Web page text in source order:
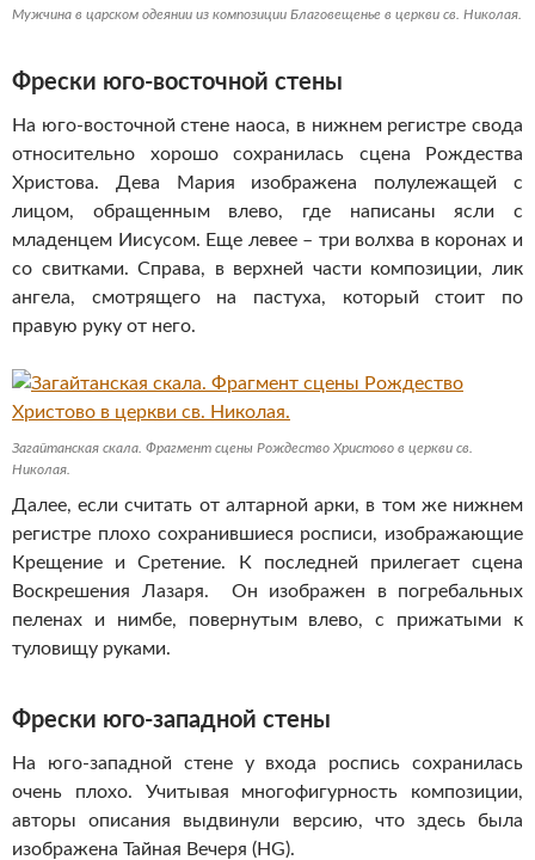
Мужчина в царском одеянии из композиции Благовещенье в церкви св. Николая.
Фрески юго-восточной стены
На юго-восточной стене наоса, в нижнем регистре свода
относительно хорошо сохранилась сцена Рождества
Христова. Дева Мария изображена полулежащей с
лицом, обращенным влево, где написаны ясли с
младенцем Иисусом. Еще левее – три волхва в коронах и
со свитками. Справа, в верхней части композиции, лик
ангела, смотрящего на пастуха, который стоит по
правую руку от него.
Загайтанская скала. Фрагмент сцены Рождество Христово в церкви св.
Николая.
Далее, если считать от алтарной арки, в том же нижнем
регистре плохо сохранившиеся росписи, изображающие
Крещение и Сретение. К последней прилегает сцена
Воскрешения Лазаря. Он изображен в погребальных
пеленах и нимбе, повернутым влево, с прижатыми к
туловищу руками.
Фрески юго-западной стены
На юго-западной стене у входа роспись сохранилась
очень плохо. Учитывая многофигурность композиции,
авторы описания выдвинули версию, что здесь была
изображена Тайная Вечеря (HG).